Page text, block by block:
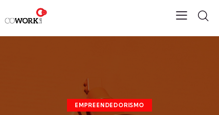
EMPREENDEDORISMO